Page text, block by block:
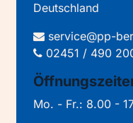
Deutschland
service@pp-
02451 / 490
Mo. - Fr.: 8.00 -